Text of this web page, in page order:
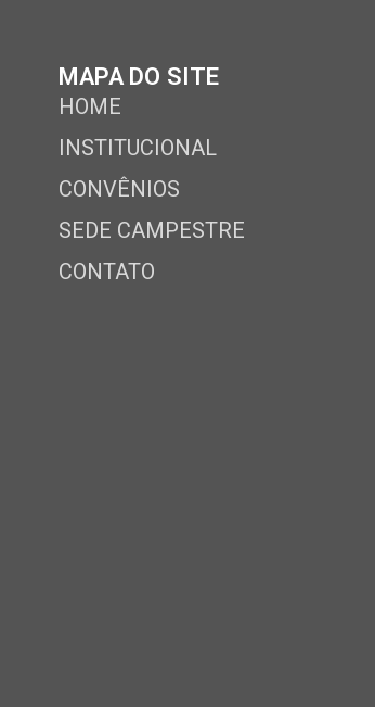
MAPA DO SITE
HOME
INSTITUCIONAL
CONVÊNIOS
SEDE CAMPESTRE
CONTATO